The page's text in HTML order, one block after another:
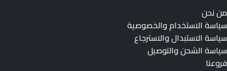
من نحن
سياسة الاستخدام والخصوصية
سياسة الاستبدال والاسترجاع
سياسة الشحن والتوصيل
فروعنا